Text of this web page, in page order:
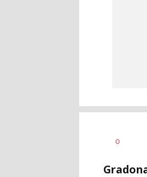
AUTOR
0